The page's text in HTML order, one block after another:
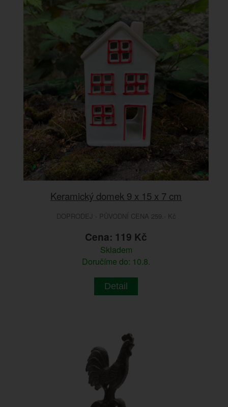
Keramický domek 9 x 15 x 7 cm
DOPRODEJ - PŮVODNÍ CENA 259.- Kč
Cena: 119 Kč
Skladem
Doručíme do: 10.8.
Detail